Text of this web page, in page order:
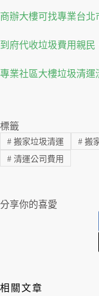
商辦大樓可找專業台北
到府代收垃圾費用親民
專業社區大樓垃圾清運
標籤
#搬家垃圾清運 #搬
#清運公司費用
分享你的喜愛
相關文章